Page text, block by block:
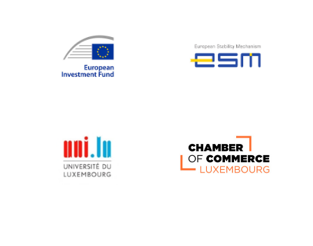
Klaus-Heiner Lehne
Koen LENAERTS
Lars Heikensten
Lucas Papademos
Máire Geoghegan-Quinn